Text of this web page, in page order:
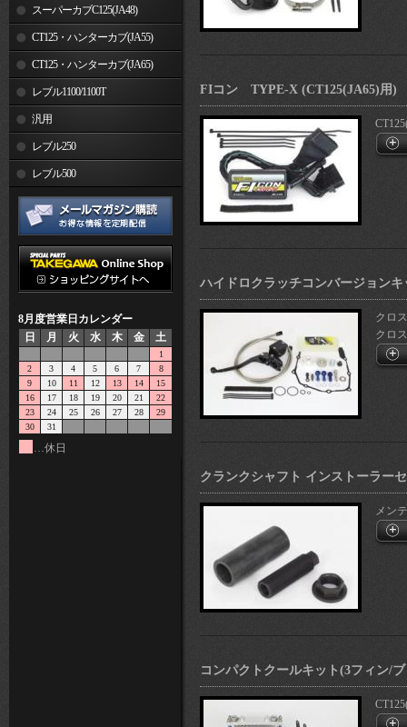
スーパーカブC125(JA48)
CT125・ハンターカブ(JA55)
CT125・ハンターカブ(JA65)
レブル1100/1100T
汎用
レブル250
レブル500
8月度営業日カレンダー
日
月 火 水 木 金 土
1
2
3 4 5 6 7
8
9
10 11 12 13 14
15
16
17 18 19 20 21
22
23
24 25 26 27 28
29
30
31
…休日
FIコン TYPE-X (CT125(JA65)用)
ハイドロクラッチコンバージョン
クロ
クロ
クランクシャフト インストーラー
メン
コンパクトクールキット(3フィン/